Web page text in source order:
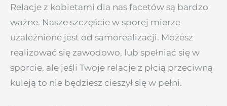
Relacje z kobietami dla nas facetów są bardzo
ważne. Nasze szczęście w sporej mierze
uzależnione jest od samorealizacji. Możesz
realizować się zawodowo, lub spełniać się w
sporcie, ale jeśli Twoje relacje z płcią przeciwną
kuleją to nie będziesz cieszył się w pełni.